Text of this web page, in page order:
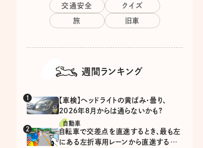
交通安全 クイズ
旅 旧車
週間ランキング
【車検】ヘッドライトの黄ばみ・曇り、
2026年8月からは通らないかも?
自動車
自転車で交差点を直進するとき、最も左
にある左折専用レーンから直進するの